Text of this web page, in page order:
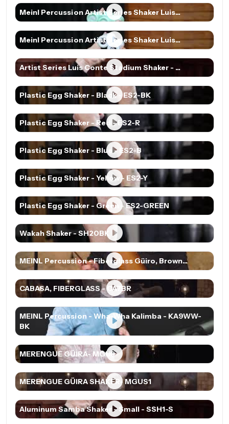
Meinl Percussion Artist Series Shaker Luis...
Meinl Percussion Artist Series Shaker Luis...
Artist Series Luis Conte Stadium Shaker - ...
Plastic Egg Shaker - Black - ES2-BK
Plastic Egg Shaker - Red - ES2-R
Plastic Egg Shaker - Blue - ES2-B
Plastic Egg Shaker - Yellow - ES2-Y
Plastic Egg Shaker - Green - ES2-GREEN
Wakah Shaker - SH20BK
MEINL Percussion - Fiberglass Güiro, Brown...
CABASA, FIBERGLASS - CA7BR
MEINL Percussion - Wha-Wha Kalimba - KA9WW-
BK
MERENGUE GÜIRA- MGU3
MERENGUE GÜIRA SHAKER- MGUS1
Aluminum Samba Shaker - Small - SSH1-S